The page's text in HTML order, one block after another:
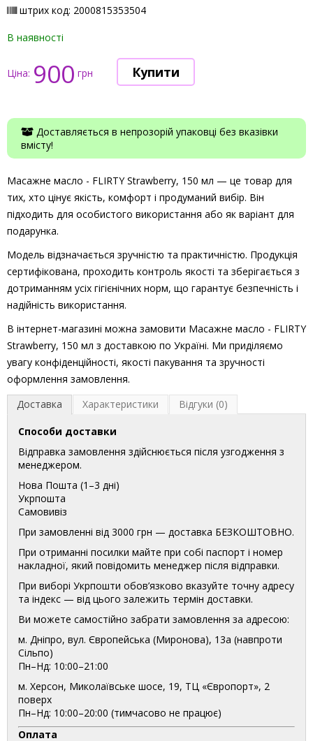
штрих код: 2000815353504
В наявності
Ціна: 900 грн
Доставляється в непрозорій упаковці без вказівки
вмісту!
Масажне масло - FLIRTY Strawberry, 150 мл — це товар для
тих, хто цінує якість, комфорт і продуманий вибір. Він
підходить для особистого використання або як варіант для
подарунка.
Модель відзначається зручністю та практичністю. Продукція
сертифікована, проходить контроль якості та зберігається з
дотриманням усіх гігієнічних норм, що гарантує безпечність і
надійність використання.
В інтернет-магазині можна замовити Масажне масло - FLIRTY
Strawberry, 150 мл з доставкою по Україні. Ми приділяємо
увагу конфіденційності, якості пакування та зручності
оформлення замовлення.
Доставка
Характеристики Відгуки (0)
Способи доставки
Відправка замовлення здійснюється після узгодження з
менеджером.
Нова Пошта (1–3 дні)
Укрпошта
Самовивіз
При замовленні від 3000 грн — доставка БЕЗКОШТОВНО.
При отриманні посилки майте при собі паспорт і номер
накладної, який повідомить менеджер після відправки.
При виборі Укрпошти обов’язково вказуйте точну адресу
та індекс — від цього залежить термін доставки.
Ви можете самостійно забрати замовлення за адресою:
м. Дніпро, вул. Європейська (Миронова), 13а (навпроти
Сільпо)
Пн–Нд: 10:00–21:00
м. Херсон, Миколаївське шосе, 19, ТЦ «Європорт», 2
поверх
Пн–Нд: 10:00–20:00 (тимчасово не працює)
Оплата